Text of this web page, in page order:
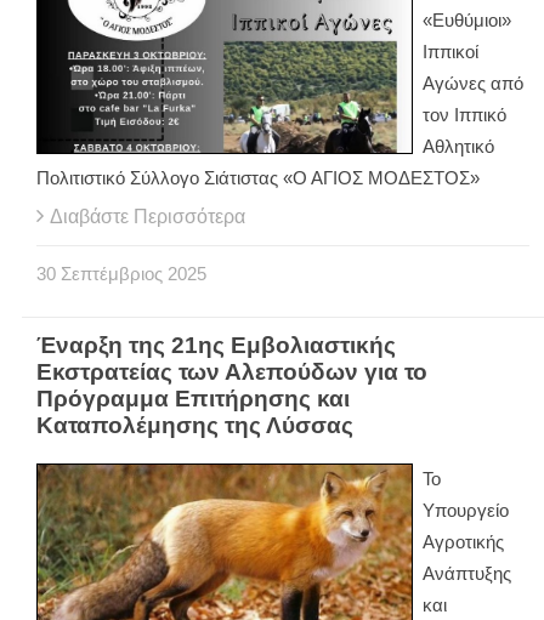
«Ευθύμιοι»
Ιππικοί
Αγώνες από
τον Ιππικό
Αθλητικό
Πολιτιστικό Σύλλογο Σιάτιστας «Ο ΑΓΙΟΣ ΜΟΔΕΣΤΟΣ»
Διαβάστε Περισσότερα
30 Σεπτέμβριος 2025
Έναρξη της 21ης Εμβολιαστικής
Εκστρατείας των Αλεπούδων για το
Πρόγραμμα Επιτήρησης και
Καταπολέμησης της Λύσσας
Το
Υπουργείο
Αγροτικής
Ανάπτυξης
και